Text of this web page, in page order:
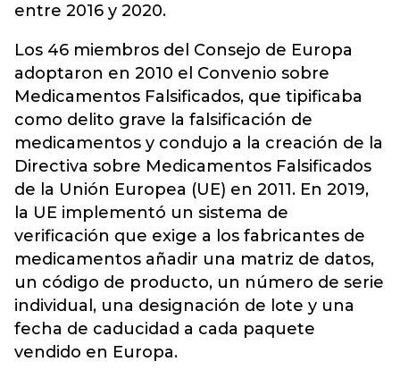
entre 2016 y 2020.
Los 46 miembros del Consejo de Europa
adoptaron en 2010 el Convenio sobre
Medicamentos Falsificados, que tipificaba
como delito grave la falsificación de
medicamentos y condujo a la creación de la
Directiva sobre Medicamentos Falsificados
de la Unión Europea (UE) en 2011. En 2019,
la UE implementó un sistema de
verificación que exige a los fabricantes de
medicamentos añadir una matriz de datos,
un código de producto, un número de serie
individual, una designación de lote y una
fecha de caducidad a cada paquete
vendido en Europa.